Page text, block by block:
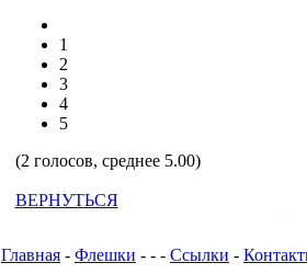
1
2
3
4
5
(2 голосов, среднее 5.00)
ВЕРНУТЬСЯ
Главная - Флешки - - - Ссылки -